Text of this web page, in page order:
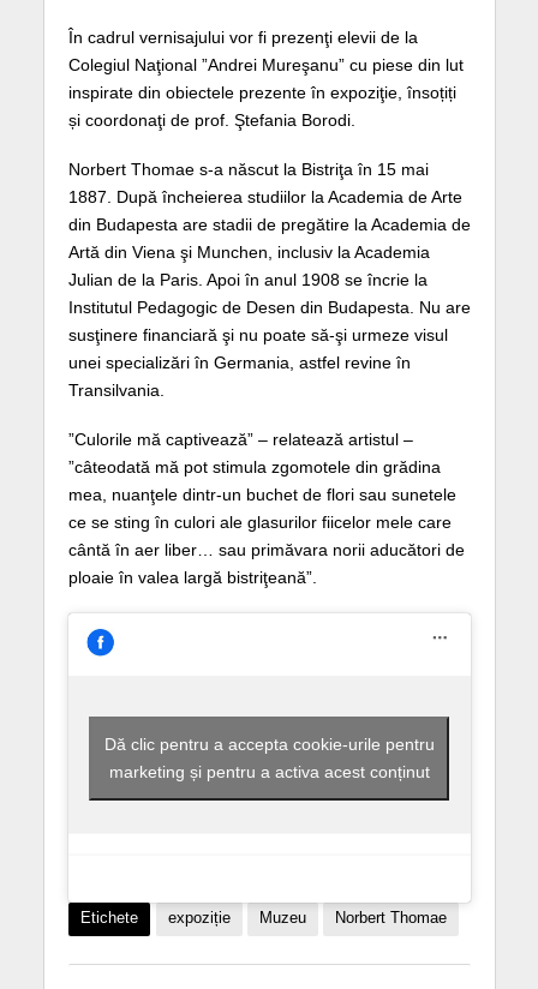
În cadrul vernisajului vor fi prezenţi elevii de la
Colegiul Naţional ”Andrei Mureşanu” cu piese din lut
inspirate din obiectele prezente în expoziţie, însoțiți
și coordonaţi de prof. Ştefania Borodi.
Norbert Thomae s-a născut la Bistriţa în 15 mai
1887. După încheierea studiilor la Academia de Arte
din Budapesta are stadii de pregătire la Academia de
Artă din Viena şi Munchen, inclusiv la Academia
Julian de la Paris. Apoi în anul 1908 se încrie la
Institutul Pedagogic de Desen din Budapesta. Nu are
susţinere financiară şi nu poate să-şi urmeze visul
unei specializări în Germania, astfel revine în
Transilvania.
”Culorile mă captivează” – relatează artistul –
”câteodată mă pot stimula zgomotele din grădina
mea, nuanţele dintr-un buchet de flori sau sunetele
ce se sting în culori ale glasurilor fiicelor mele care
cântă în aer liber… sau primăvara norii aducători de
ploaie în valea largă bistriţeană”.
Dă clic pentru a accepta cookie-urile pentru
marketing și pentru a activa acest conținut
Etichete expoziție Muzeu Norbert Thomae